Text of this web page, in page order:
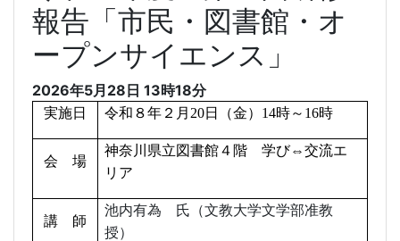
報告「市民・図書館・オ
ープンサイエンス」
2026年5月28日 13時18分
実施日 令和８年２月 20日（金） 14時～ 16時
会 場
神奈川県立図書館４階 学び⇔交流エ
リア
講 師
池内有為 氏（文教大学文学部准教
授）